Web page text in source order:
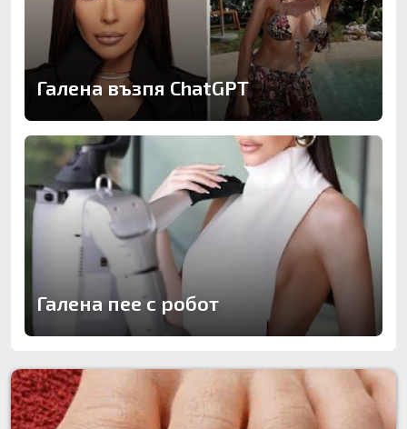
Галена възпя ChatGPT
Галена пее с робот